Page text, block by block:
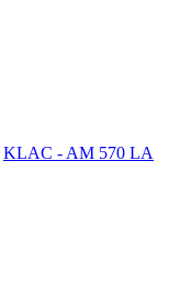
KLAC - AM 570 LA